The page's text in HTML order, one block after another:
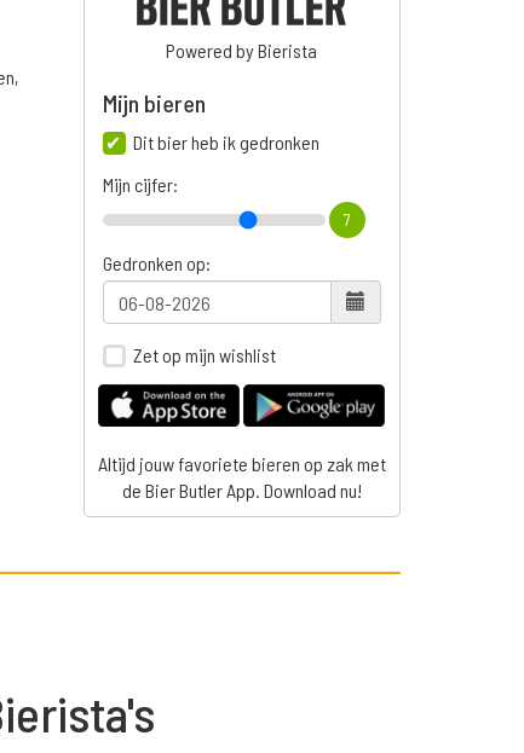
Powered by Bierista
Mijn bieren
Dit bier heb ik gedronken
Mijn cijfer:
7
Gedronken op:
Zet op mijn wishlist
Altijd jouw favoriete bieren op zak met
de Bier Butler App. Download nu!